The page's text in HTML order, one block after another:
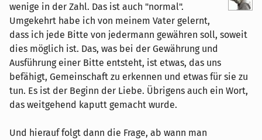
wenige in der Zahl. Das ist auch "normal".
Umgekehrt habe ich von meinem Vater gelernt,
dass ich jede Bitte von jedermann gewähren soll, soweit
dies möglich ist. Das, was bei der Gewährung und
Ausführung einer Bitte entsteht, ist etwas, das uns
befähigt, Gemeinschaft zu erkennen und etwas für sie zu
tun. Es ist der Beginn der Liebe. Übrigens auch ein Wort,
das weitgehend kaputt gemacht wurde.
Und hierauf folgt dann die Frage, ab wann man